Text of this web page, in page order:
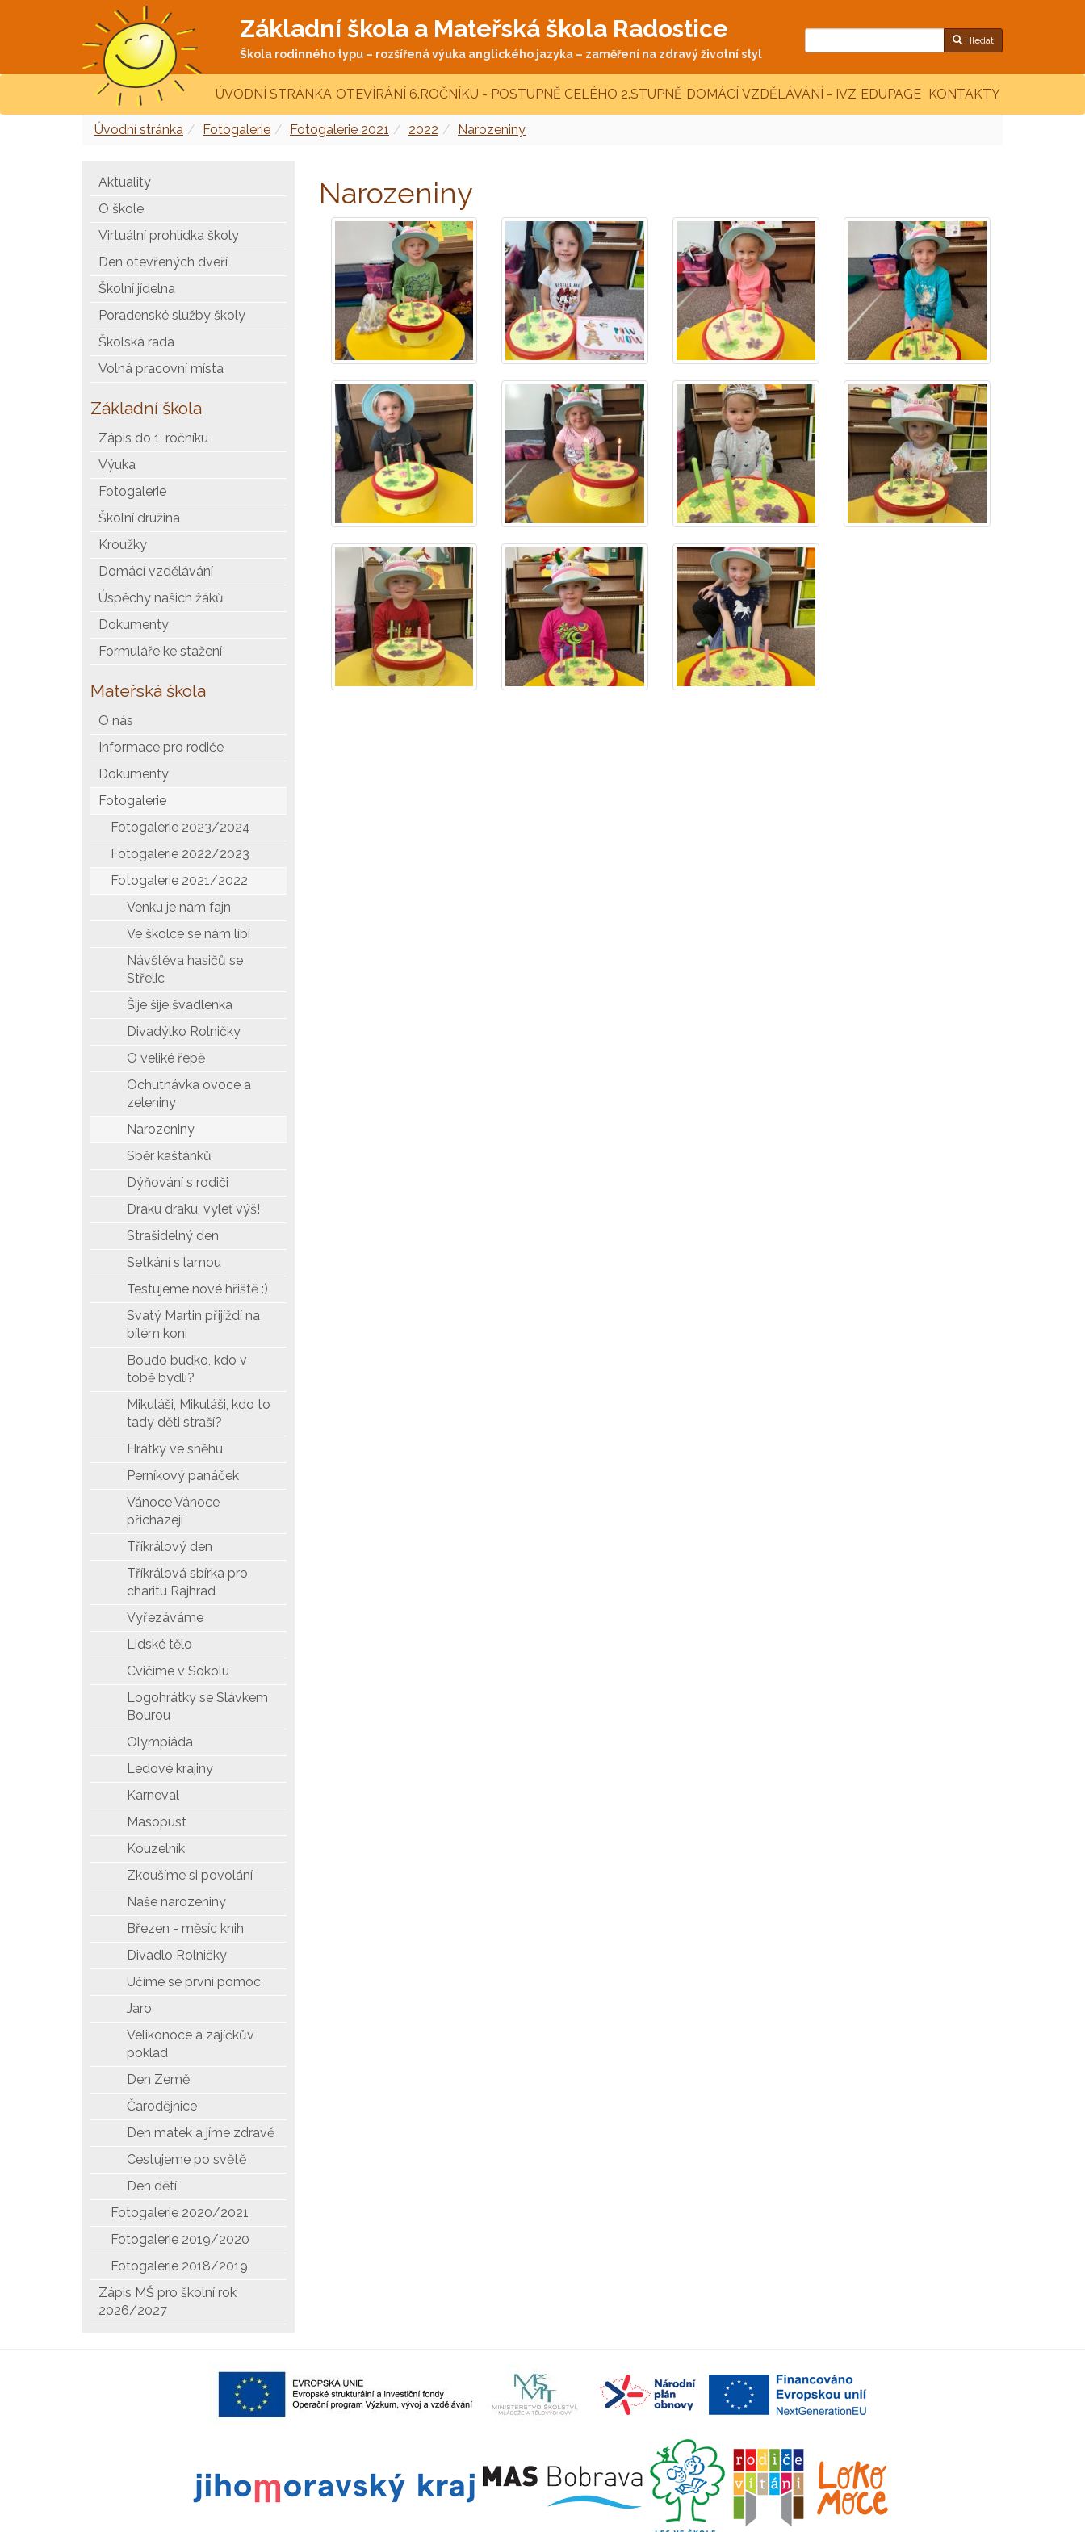
Základní škola a Mateřská škola Radostice
Škola rodinného typu – rozšířená výuka anglického jazyka – zaměření na zdravý životní styl
Hledat
ÚVODNÍ STRÁNKA OTEVÍRÁNÍ 6.ROČNÍKU - POSTUPNĚ CELÉHO 2.STUPNĚ DOMÁCÍ VZDĚLÁVÁNÍ - IVZ EDUPAGE KONTAKTY
Úvodní stránka Fotogalerie Fotogalerie 2021 2022 Narozeniny
Aktuality
O škole
Virtuální prohlídka školy
Den otevřených dveří
Školní jídelna
Poradenské služby školy
Školská rada
Volná pracovní místa
Základní škola
Zápis do 1. ročníku
Výuka
Fotogalerie
Školní družina
Kroužky
Domácí vzdělávání
Úspěchy našich žáků
Dokumenty
Formuláře ke stažení
Mateřská škola
O nás
Informace pro rodiče
Dokumenty
Fotogalerie
Fotogalerie 2023/2024
Fotogalerie 2022/2023
Fotogalerie 2021/2022
Venku je nám fajn
Ve školce se nám líbí
Návštěva hasičů se
Střelic
Šije šije švadlenka
Divadýlko Rolničky
O veliké řepě
Ochutnávka ovoce a
zeleniny
Narozeniny
Sběr kaštánků
Dýňování s rodiči
Draku draku, vyleť výš!
Strašidelný den
Setkání s lamou
Testujeme nové hřiště :)
Svatý Martin přijíždí na
bílém koni
Boudo budko, kdo v
tobě bydlí?
Mikuláši, Mikuláši, kdo to
tady děti straší?
Hrátky ve sněhu
Perníkový panáček
Vánoce Vánoce
přicházejí
Tříkrálový den
Tříkrálová sbírka pro
charitu Rajhrad
Vyřezáváme
Lidské tělo
Cvičíme v Sokolu
Logohrátky se Slávkem
Bourou
Olympiáda
Ledové krajiny
Karneval
Masopust
Kouzelník
Zkoušíme si povolání
Naše narozeniny
Březen - měsíc knih
Divadlo Rolničky
Učíme se první pomoc
Jaro
Velikonoce a zajíčkův
poklad
Den Země
Čarodějnice
Den matek a jíme zdravě
Cestujeme po světě
Den dětí
Fotogalerie 2020/2021
Fotogalerie 2019/2020
Fotogalerie 2018/2019
Zápis MŠ pro školní rok
2026/2027
Narozeniny